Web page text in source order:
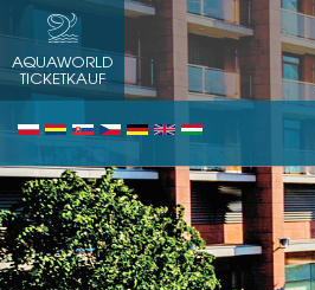
AQUAWORLD
TICKETKAUF